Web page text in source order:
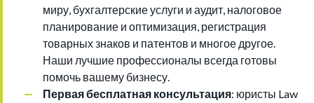
миру, бухгалтерские услуги и аудит, налоговое
планирование и оптимизация, регистрация
товарных знаков и патентов и многое другое.
Наши лучшие профессионалы всегда готовы
помочь вашему бизнесу.
Первая бесплатная консультация: юристы Law